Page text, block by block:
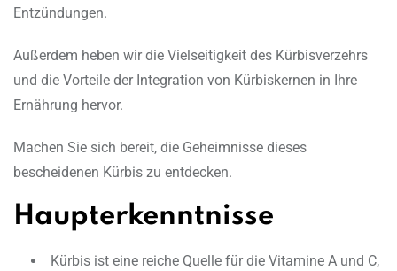
Entzündungen.
Außerdem heben wir die Vielseitigkeit des Kürbisverzehrs
und die Vorteile der Integration von Kürbiskernen in Ihre
Ernährung hervor.
Machen Sie sich bereit, die Geheimnisse dieses
bescheidenen Kürbis zu entdecken.
Haupterkenntnisse
Kürbis ist eine reiche Quelle für die Vitamine A und C,